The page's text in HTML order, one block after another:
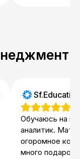
Sf.Education
Обучаюсь на
аналитик.
огоромное
много